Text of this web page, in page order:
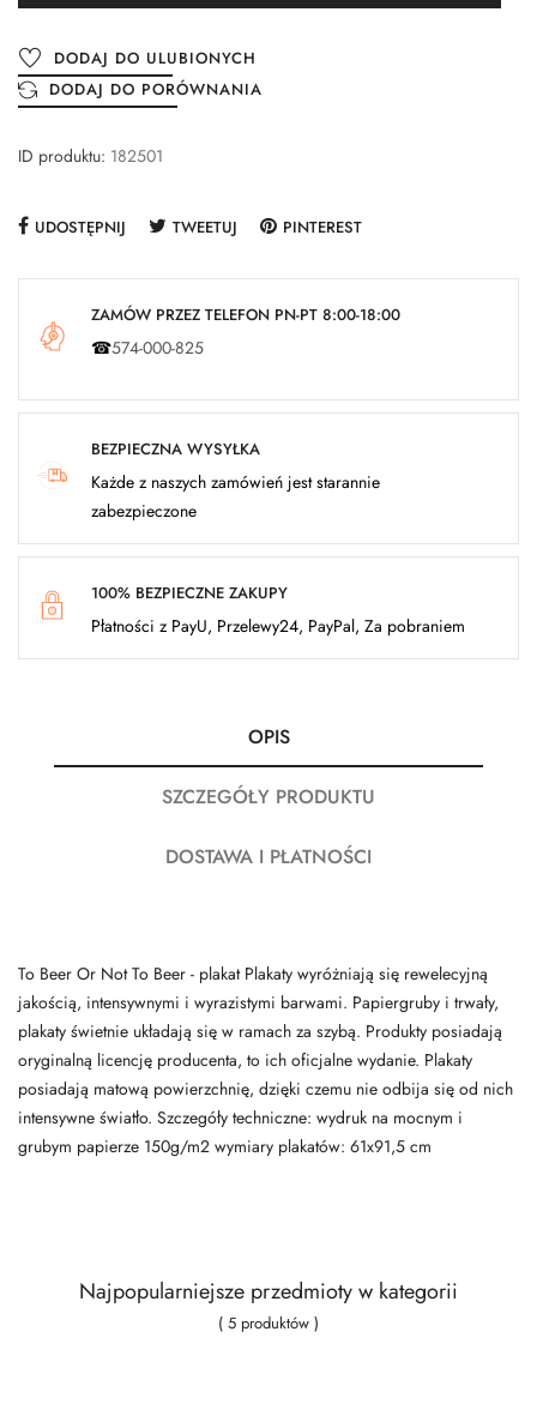
DODAJ DO ULUBIONYCH
DODAJ DO PORÓWNANIA
ID produktu: 182501
UDOSTĘPNIJ TWEETUJ PINTEREST
ZAMÓW PRZEZ TELEFON PN-PT 8:00-18:00
☎574-000-825
BEZPIECZNA WYSYŁKA
Każde z naszych zamówień jest starannie
zabezpieczone
100% BEZPIECZNE ZAKUPY
Płatności z PayU, Przelewy24, PayPal, Za pobraniem
OPIS
SZCZEGÓŁY PRODUKTU
DOSTAWA I PŁATNOŚCI
To Beer Or Not To Beer - plakat Plakaty wyróżniają się rewelecyjną
jakością, intensywnymi i wyrazistymi barwami. Papiergruby i trwały,
plakaty świetnie układają się w ramach za szybą. Produkty posiadają
oryginalną licencję producenta, to ich oficjalne wydanie. Plakaty
posiadają matową powierzchnię, dzięki czemu nie odbija się od nich
intensywne światło. Szczegóły techniczne: wydruk na mocnym i
grubym papierze 150g/m2 wymiary plakatów: 61x91,5 cm
Najpopularniejsze przedmioty w kategorii
( 5 produktów )